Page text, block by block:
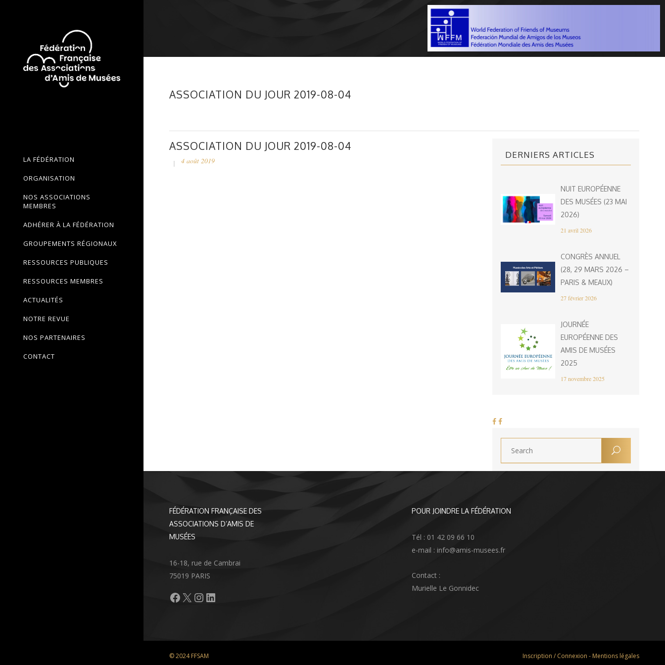
LA FÉDÉRATION
ORGANISATION
NOS ASSOCIATIONS
MEMBRES
ADHÉRER À LA FÉDÉRATION
GROUPEMENTS RÉGIONAUX
RESSOURCES PUBLIQUES
RESSOURCES MEMBRES
ACTUALITÉS
NOTRE REVUE
NOS PARTENAIRES
CONTACT
ASSOCIATION DU JOUR 2019-08-04
ASSOCIATION DU JOUR 2019-08-04
4 août 2019
DERNIERS ARTICLES
NUIT EUROPÉENNE
DES MUSÉES (23 MAI
2026)
21 avril 2026
CONGRÈS ANNUEL
(28, 29 MARS 2026 –
PARIS & MEAUX)
27 février 2026
JOURNÉE
EUROPÉENNE DES
AMIS DE MUSÉES
2025
17 novembre 2025
FÉDÉRATION FRANÇAISE DES
ASSOCIATIONS D’AMIS DE
MUSÉES
16-18, rue de Cambrai
75019 PARIS
Facebook
X Instagram
LinkedIn
POUR JOINDRE LA FÉDÉRATION
Tél : 01 42 09 66 10
e-mail : info@amis-musees.fr
Contact :
Murielle Le Gonnidec
© 2024 FFSAM Inscription / Connexion - Mentions légales